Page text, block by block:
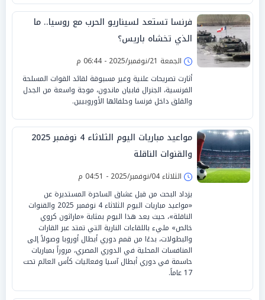
فرنسا تستعد لسيناريو الحرب مع روسيا.. ما
الذي تخشاه باريس؟
الجمعة 21/نوفمبر/2025 - 06:44 م
أثارت تصريحات علنية وغير مسبوقة لقائد القوات المسلحة
الفرنسية، الجنرال فابيان ماندون، موجة واسعة من الجدل
والقلق داخل فرنسا وحلفائها الأوروبيين.
مواعيد مباريات اليوم الثلاثاء 4 نوفمبر 2025
والقنوات الناقلة
الثلاثاء 04/نوفمبر/2025 - 04:51 م
يزداد البحث من قبل عشاق الساحرة المستديرة عن
«مواعيد مباريات اليوم الثلاثاء 4 نوفمبر 2025 والقنوات
الناقلة»، حيث يعد هذا اليوم بمثابة «ماراثون كروي
خالص» مليء باللقاءات النارية التي تمتد عبر القارات
والبطولات، بدءًا من قمم دوري أبطال أوروبا وصولاً إلى
المنافسات المحلية في الدوري المصري، مروراً بمباريات
حاسمة في دوري أبطال آسيا وفعاليات كأس العالم تحت
17 عاماً.